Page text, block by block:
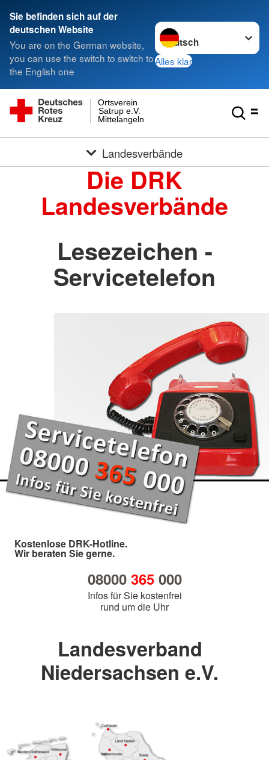
Sie befinden sich auf der
deutschen Website
You are on the German website,
you can use the switch to switch to
the English one
Sprache wechseln zu
Alles klar
Mittelangeln
Satrup e.V.
Ortsverein
Landesverbände
Die DRK
Landesverbände
Lesezeichen -
Servicetelefon
Kostenlose DRK-Hotline.
Wir beraten Sie gerne.
08000 365000
Infos für Sie kostenfrei
rund um die Uhr
Landesverband
Niedersachsen e.V.